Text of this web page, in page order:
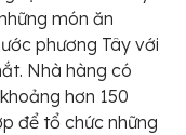
món ăn
phương Tây với
Nhà hàng có
hơn 150
để tổ chức những